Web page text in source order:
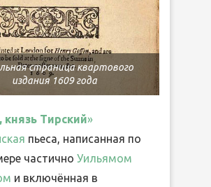
страница квартового
издания 1609 года
Тирский»
пьеса, написанная по
частично Уильямом
и включённая в